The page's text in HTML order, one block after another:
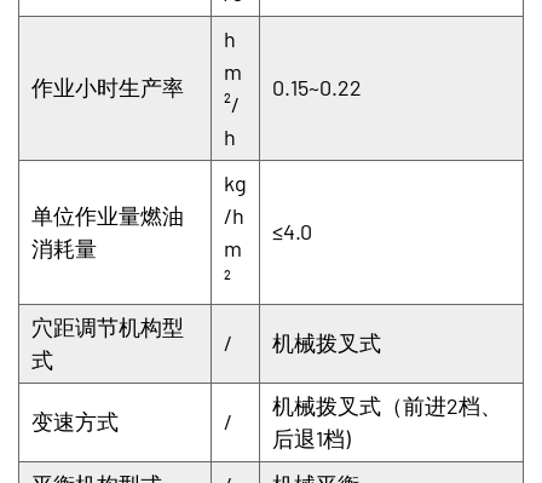
作业小时生产率
h
m
²/
h
0.15~0.22
单位作业量燃油
消耗量
kg
/h
m
²
≤4.0
穴距调节机构型
式
/ 机械拨叉式
变速方式 /
机械拨叉式（前进2档、
后退1档)